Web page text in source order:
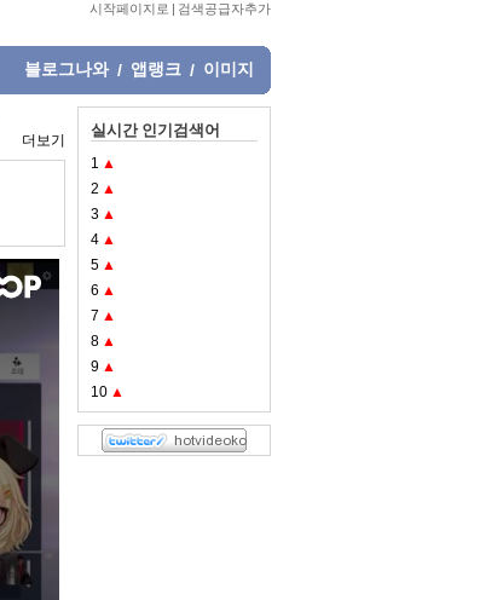
시작페이지로 | 검색공급자추가
블로그나와 / 앱랭크 / 이미지
더보기
실시간 인기검색어
1 ▲
2 ▲
3 ▲
4 ▲
5 ▲
6 ▲
7 ▲
8 ▲
9 ▲
10 ▲